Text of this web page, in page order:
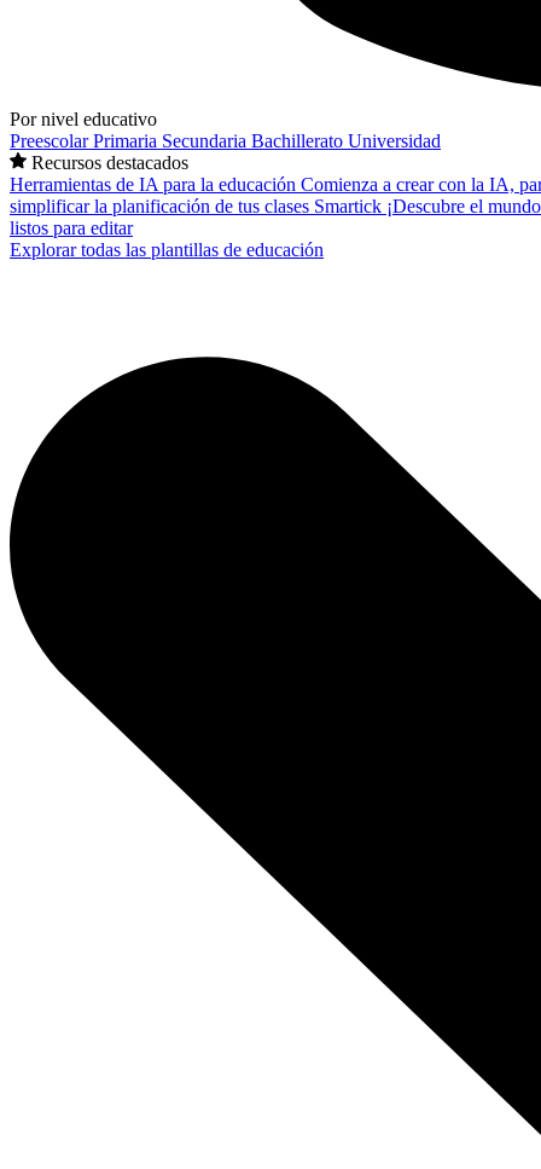
Por nivel educativo
PreescolarPrimaria Secundaria Bachillerato Universidad
Recursos destacados
Herramientas de IA para la educación Comienza a crear con la IA,
simplificar la planificación de tus clases Smartick ¡Descubre el
listos para editar
Explorar todas las plantillas de educación